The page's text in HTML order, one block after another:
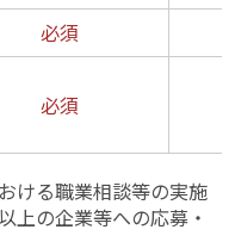
必須
必須
ける職業相談等の実施
上の企業等への応募・